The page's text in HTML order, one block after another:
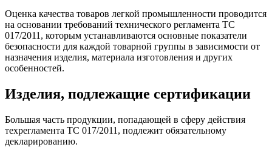
Оценка качества товаров легкой промышленности проводится
на основании требований технического регламента ТС
017/2011, которым устанавливаются основные показатели
безопасности для каждой товарной группы в зависимости от
назначения изделия, материала изготовления и других
особенностей.
Изделия, подлежащие сертификации
Большая часть продукции, попадающей в сферу действия
техрегламента ТС 017/2011, подлежит обязательному
декларированию.